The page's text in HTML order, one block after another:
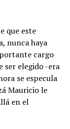
que este
nunca haya
cargo
ser elegido -era
se especula
Mauricio le
en el